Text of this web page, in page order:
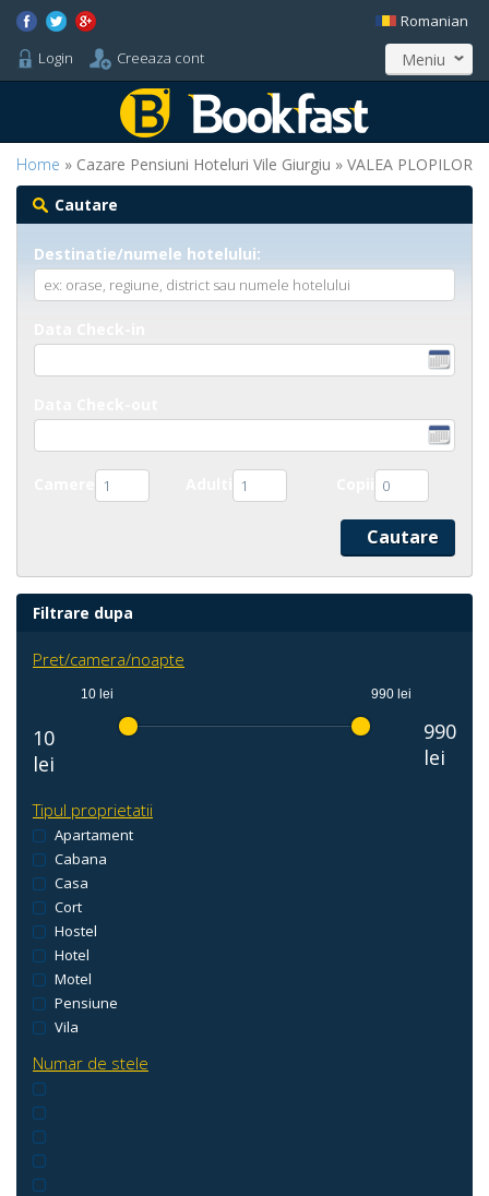
Login Creeaza cont
Romanian
Meniu
Home » Cazare Pensiuni Hoteluri Vile Giurgiu » VALEA PLOPILOR
Cautare
Destinatie/numele hotelului:
1 1 0
Filtrare dupa
Pret/camera/noapte
10
lei
10 lei 990 lei
990
lei
Tipul proprietatii
Apartament
Cabana
Casa
Cort
Hostel
Hotel
Motel
Pensiune
Vila
Numar de stele